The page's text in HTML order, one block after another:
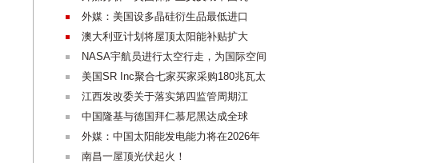
外媒：美国设多晶硅衍生品最低进口
澳大利亚计划将屋顶太阳能补贴扩大
NASA宇航员进行太空行走，为国际空间
美国SR Inc聚合七家买家采购180兆瓦太
江西发改委关于落实第四监管周期江
中国隆基与德国拜仁慕尼黑达成全球
外媒：中国太阳能发电能力将在2026年
南昌一屋顶光伏起火！